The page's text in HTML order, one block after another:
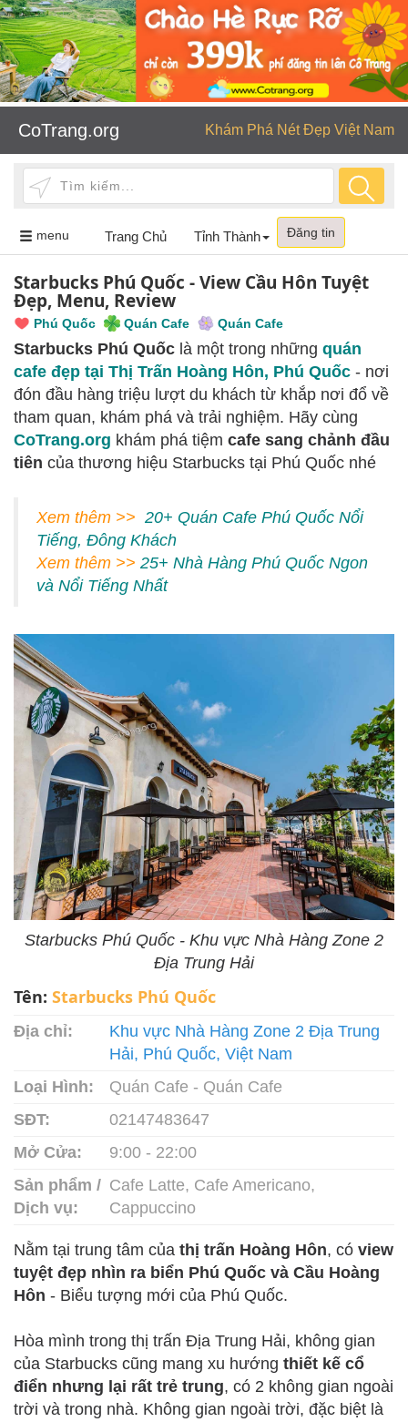
CoTrang.org Khám Phá Nét Đẹp Việt Nam
menu Toggle
navigation
Trang Chủ Tỉnh Thành Đăng tin
Starbucks Phú Quốc - View Cầu Hôn Tuyệt
Đẹp, Menu, Review
Phú Quốc Quán Cafe Quán Cafe
Starbucks Phú Quốc là một trong những quán
cafe đẹp tại Thị Trấn Hoàng Hôn, Phú Quốc - nơi
đón đầu hàng triệu lượt du khách từ khắp nơi đổ về
tham quan, khám phá và trải nghiệm. Hãy cùng
CoTrang.org khám phá tiệm cafe sang chảnh đầu
tiên của thương hiệu Starbucks tại Phú Quốc nhé
Xem thêm >> 20+ Quán Cafe Phú Quốc Nổi
Tiếng, Đông Khách
Xem thêm >> 25+ Nhà Hàng Phú Quốc Ngon
và Nổi Tiếng Nhất
Starbucks Phú Quốc - Khu vực Nhà Hàng Zone 2
Địa Trung Hải
Tên: Starbucks Phú Quốc
Địa chỉ:
Khu vực Nhà Hàng Zone 2 Địa Trung
Hải, Phú Quốc, Việt Nam
Loại Hình:
Quán Cafe - Quán Cafe
SĐT:
02147483647
Mở Cửa:
9:00 - 22:00
Sản phẩm /
Dịch vụ:
Cafe Latte, Cafe Americano,
Cappuccino
Nằm tại trung tâm của thị trấn Hoàng Hôn, có view
tuyệt đẹp nhìn ra biển Phú Quốc và Cầu Hoàng
Hôn - Biểu tượng mới của Phú Quốc.
Hòa mình trong thị trấn Địa Trung Hải, không gian
của Starbucks cũng mang xu hướng thiết kế cổ
điển nhưng lại rất trẻ trung, có 2 không gian ngoài
trời và trong nhà. Không gian ngoài trời, đặc biệt là